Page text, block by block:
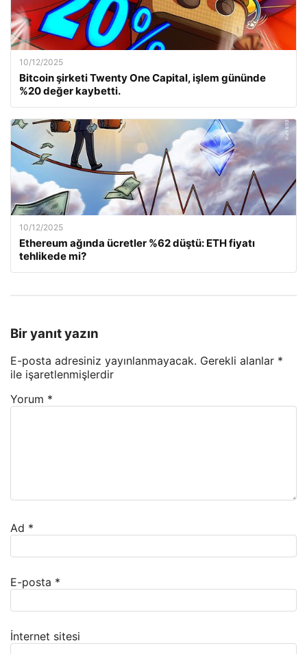
10/12/2025
Bitcoin şirketi Twenty One Capital, işlem gününde
%20 değer kaybetti.
10/12/2025
Ethereum ağında ücretler %62 düştü: ETH fiyatı
tehlikede mi?
Bir yanıt yazın
E-posta adresiniz yayınlanmayacak. Gerekli alanlar *
ile işaretlenmişlerdir
Yorum *
Ad *
E-posta *
İnternet sitesi